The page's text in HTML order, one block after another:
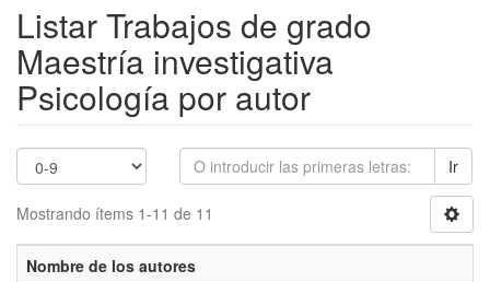
Listar Trabajos de grado
Maestría investigativa
Psicología por autor
Ir
Mostrando ítems 1-11 de 11
Nombre de los autores